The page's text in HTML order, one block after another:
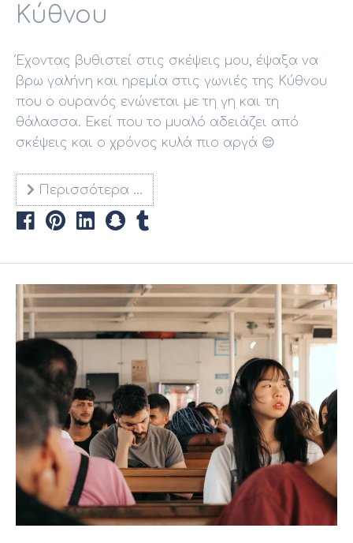
Κύθνου
Έχοντας βυθιστεί στις σκέψεις μου, έψαξα να
βρω γαλήνη και ηρεμία στις γωνιές της Κύθνου
που ο ουρανός ενώνεται με τη γη και τη
θάλασσα. Εκεί που το μυαλό αδειάζει από
σκέψεις και ο χρόνος κυλά πιο αργά 😌
Περισσότερα …